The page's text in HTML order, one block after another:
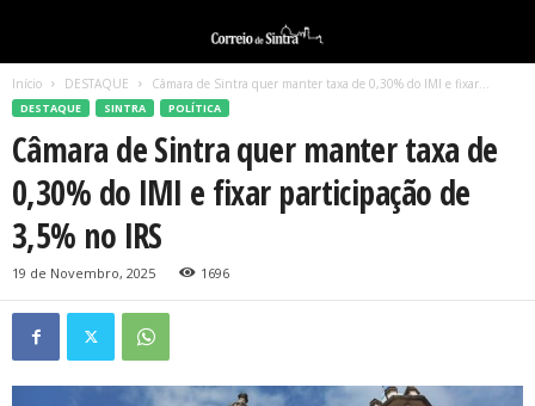
Início DESTAQUE Câmara de Sintra quer manter taxa de 0,30% do IMI e fixar...
DESTAQUE SINTRA POLÍTICA
Câmara de Sintra quer manter taxa de
0,30% do IMI e fixar participação de
3,5% no IRS
19 de Novembro, 2025 1696